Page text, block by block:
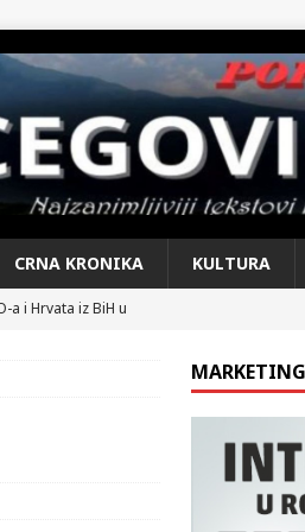
CRNA KRONIKA KULTURA
i Hrvata iz BiH u
Hrvatska dišu
MARKETING